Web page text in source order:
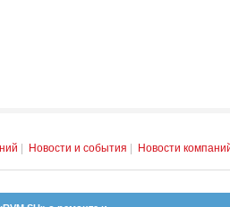
Новости и события Новости